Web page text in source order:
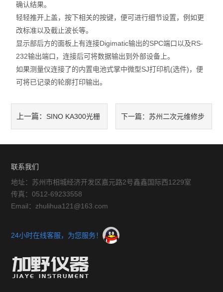
扭力测试仪
EV2515
二次元
放大镜
三坐标测量仪系列
工具显微镜系列
白光干涉仪
确认结果。
轻轻推开上盖，按下相关的按键，便可进行细节设置，例如更
改标准以及截止波长等。
显示部后方的面板上有连接Digimatic输出的SPC端口以及RS-
232输出端口，连接后可将数据输出到外部设备上。
如果测量仪连接了的内置电池式掌中微型SJ打印机(选件)，便
可将已记录的轮廓打印输出。
上一篇： SINO KA300光栅 下一篇： 苏州二次元维修步
联系我们
地址：苏州市相城经济开发区嘉元路2号鑫鑫国际西1229室
传真：0512-69233558
Email：zhulihua121@163.com
24小时在线客服，为您服务！